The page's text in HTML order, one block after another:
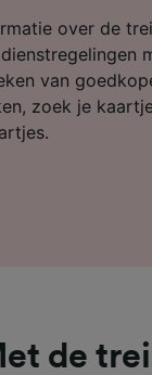
over de
van
zoek je
de